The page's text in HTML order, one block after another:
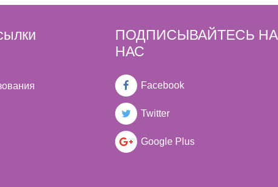
ПОДПИСЫВАЙТЕСЬ НА
НАС
Facebook
Twitter
Google Plus